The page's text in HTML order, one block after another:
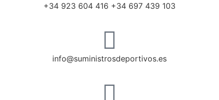
+34 923 604 416 +34 697 439 103
info@suministrosdeportivos.es